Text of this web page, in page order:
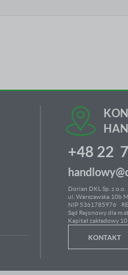
+48 22
Dorian DKL Sp. z o.o.
ul. Warszawska 10b
NIP 5361785976
Sąd Rejonowy dla
Kapitał zakładowy
KONTAKT